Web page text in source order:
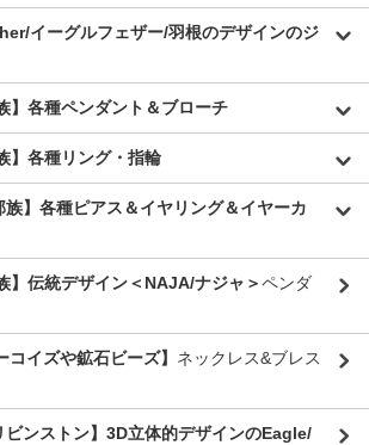
イーグルフェザー/羽根のデザインのジ
】各種ペンダント＆ブローチ
】各種リング・指輪
】各種ピアス＆イヤリング＆イヤーカ
】伝統デザイン＜NAJA/ナジャ＞ペンダ
イズや鉱石ビーズ】 ネックレス&ブレス
ビンストン】3D立体的デザインのEagle/